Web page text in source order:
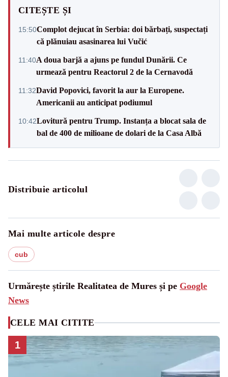
CITEȘTE ȘI
15:50Complot dejucat în Serbia: doi bărbați, suspectați
că plănuiau asasinarea lui Vučić
11:40A doua barjă a ajuns pe fundul Dunării. Ce
urmează pentru Reactorul 2 de la Cernavodă
11:32David Popovici, favorit la aur la Europene.
Americanii au anticipat podiumul
10:42Lovitură pentru Trump. Instanța a blocat sala de
bal de 400 de milioane de dolari de la Casa Albă
Distribuie articolul
Mai multe articole despre
cub
Urmărește știrile Realitatea de Mures și pe Google
News
CELE MAI CITITE
1